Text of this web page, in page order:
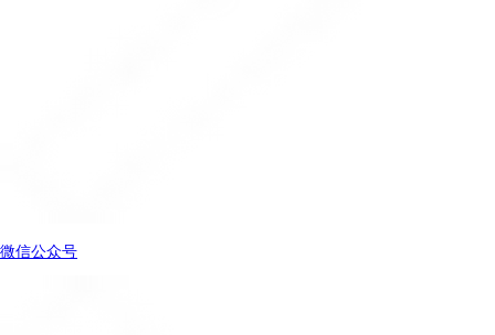
微信公众号